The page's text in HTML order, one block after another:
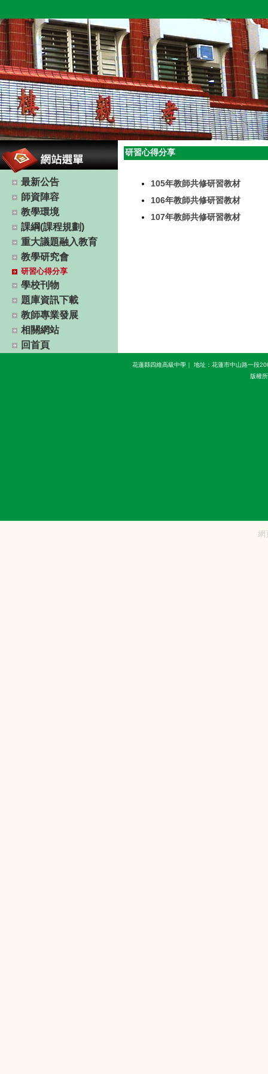
最新公告
師資陣容
教學環境
課綱(課程規劃)
重大議題融入教育
教學研究會
研習心得分享
學校刊物
題庫資訊下載
教師專業發展
相關網站
回首頁
研習心得分享
105年教師共修研習教材
106年教師共修研習教材
107年教師共修研習教材
花蓮縣四維高級中學｜ 地址：花蓮市中山路一段
版權
網